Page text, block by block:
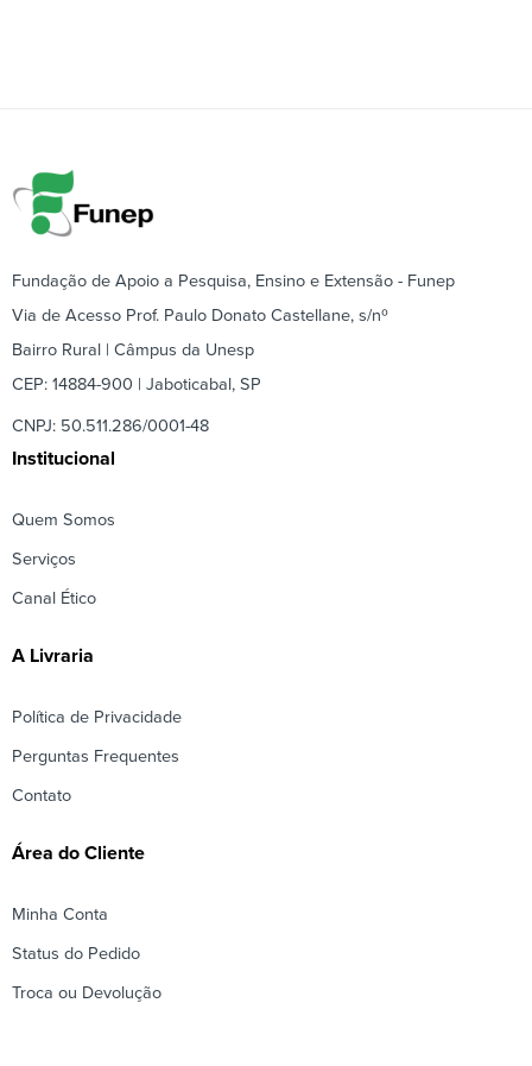
Fundação de Apoio a Pesquisa, Ensino e Extensão - Funep
Via de Acesso Prof. Paulo Donato Castellane, s/nº
Bairro Rural | Câmpus da Unesp
CEP: 14884-900 | Jaboticabal, SP
CNPJ: 50.511.286/0001-48
Institucional
Quem Somos
Serviços
Canal Ético
A Livraria
Política de Privacidade
Perguntas Frequentes
Contato
Área do Cliente
Minha Conta
Status do Pedido
Troca ou Devolução